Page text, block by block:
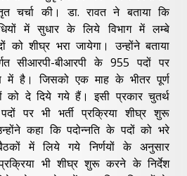
चर्चा की। डा. रावत ने बताया कि
में सुधार के लिये विभाग में लम्बे
शीघ्र भरा जायेगा। उन्होंने बताया
सीआरपी-बीआरपी के 955 पदों पर
में है। जिसको एक माह के भीतर पूर्ण
को दे दिये गये हैं। इसी प्रकार चुतर्थ
पर भी भर्ती प्रक्रिया शीघ्र शुरू
कहा कि पदोन्नति के पदों को भरे
में लिये गये निर्णयों के अनुसार
भी शीघ्र शुरू करने के निर्देश